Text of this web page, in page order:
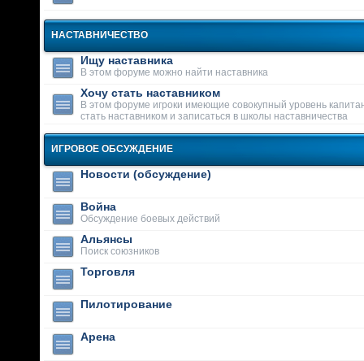
НАСТАВНИЧЕСТВО
Ищу наставника
В этом форуме можно найти наставника
Хочу стать наставником
В этом форуме игроки имеющие совокупный уровень
стать наставником и записаться в школы наставничества
ИГРОВОЕ ОБСУЖДЕНИЕ
Новости (обсуждение)
Война
Обсуждение боевых действий
Альянсы
Поиск союзников
Торговля
Пилотирование
Арена